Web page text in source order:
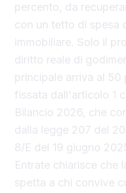
percento, da
con un tetto di spesa
immobiliare. Solo il
diritto reale di
principale arriva al 50
fissata dall'articolo 1
Bilancio 2026, che
dalla legge 207 del
8/E del 19 giugno
Entrate chiarisce che
spetta a chi convive